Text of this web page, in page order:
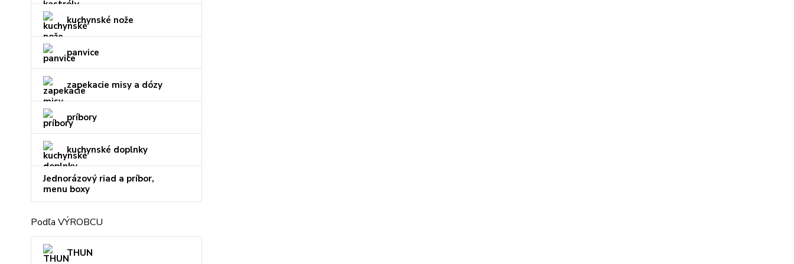
kuchynské nože
panvice
zapekacie misy a dózy
príbory
kuchynské doplnky
Jednorázový riad a príbor,
menu boxy
Podľa VÝROBCU
THUN